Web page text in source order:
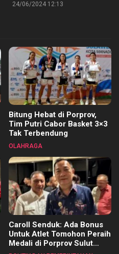
24/06/2024 12:13
Bitung Hebat di Porprov,
Tim Putri Cabor Basket 3×3
Tak Terbendung
OLAHRAGA
Caroll Senduk: Ada Bonus
Untuk Atlet Tomohon Peraih
Medali di Porprov Sulut